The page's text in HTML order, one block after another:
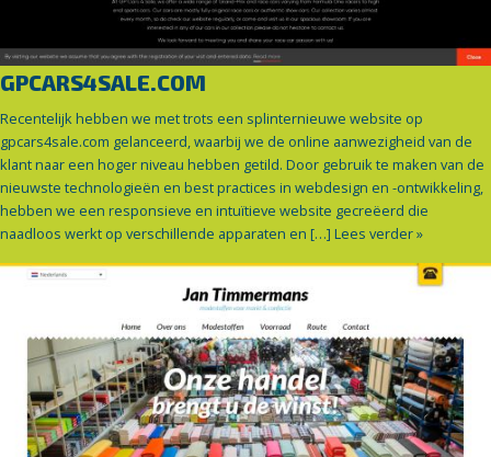
GPCARS4SALE.COM
Recentelijk hebben we met trots een splinternieuwe website op
gpcars4sale.com gelanceerd, waarbij we de online aanwezigheid van de
klant naar een hoger niveau hebben getild. Door gebruik te maken van de
nieuwste technologieën en best practices in webdesign en -ontwikkeling,
hebben we een responsieve en intuïtieve website gecreëerd die
naadloos werkt op verschillende apparaten en […] Lees verder »